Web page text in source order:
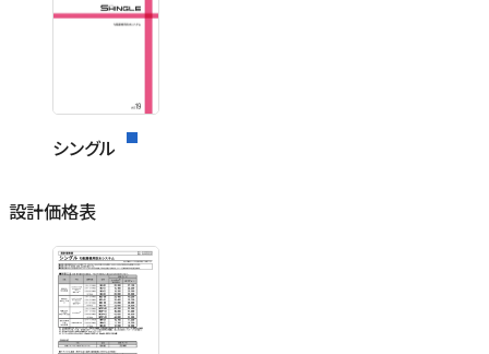
シングル
設計価格表